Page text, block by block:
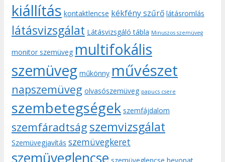
kiállítás kontaktlencse kékfény szűrő látásromlás
látásvizsgálat Látásvizsgáló tábla Minuszos szemüveg
monitor szemüveg multifokális
szemüveg műkönny művészet
napszemüveg olvasószemüveg papucs csere
szembetegségek szemfájdalom
szemfáradtság szemvizsgálat
Szemüvegjavítás szemüvegkeret
szemüveglencse